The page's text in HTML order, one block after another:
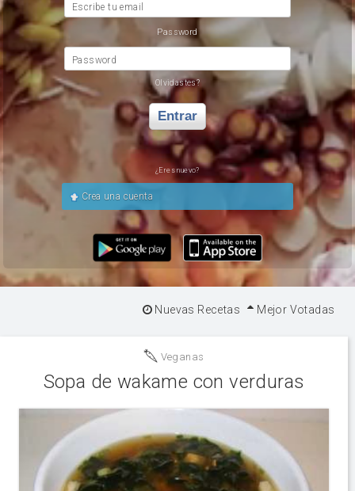
Escribe tu email
Password
Password
Olvidastes?
Entrar
¿Eres nuevo?
Crea una cuenta
Nuevas Recetas Mejor Votadas
Veganas
Sopa de wakame con verduras